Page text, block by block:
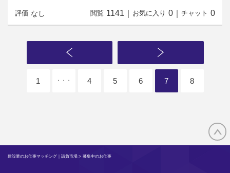
評価 なし 閲覧 1141 お気に入り 0 チャット 0
1 ・・・ 4 5 6 7 8
建設業のお仕事マッチング｜請負市場 > 募集中のお仕事